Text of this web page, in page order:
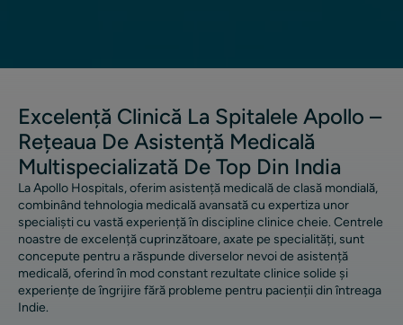
Excelență Clinică La Spitalele Apollo –
Rețeaua De Asistență Medicală
Multispecializată De Top Din India
La Apollo Hospitals, oferim asistență medicală de clasă mondială,
combinând tehnologia medicală avansată cu expertiza unor
specialiști cu vastă experiență în discipline clinice cheie. Centrele
noastre de excelență cuprinzătoare, axate pe specialități, sunt
concepute pentru a răspunde diverselor nevoi de asistență
medicală, oferind în mod constant rezultate clinice solide și
experiențe de îngrijire fără probleme pentru pacienții din întreaga
Indie.